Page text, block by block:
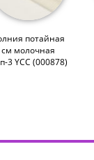
потайная
см молочная
3 YCC (000878)